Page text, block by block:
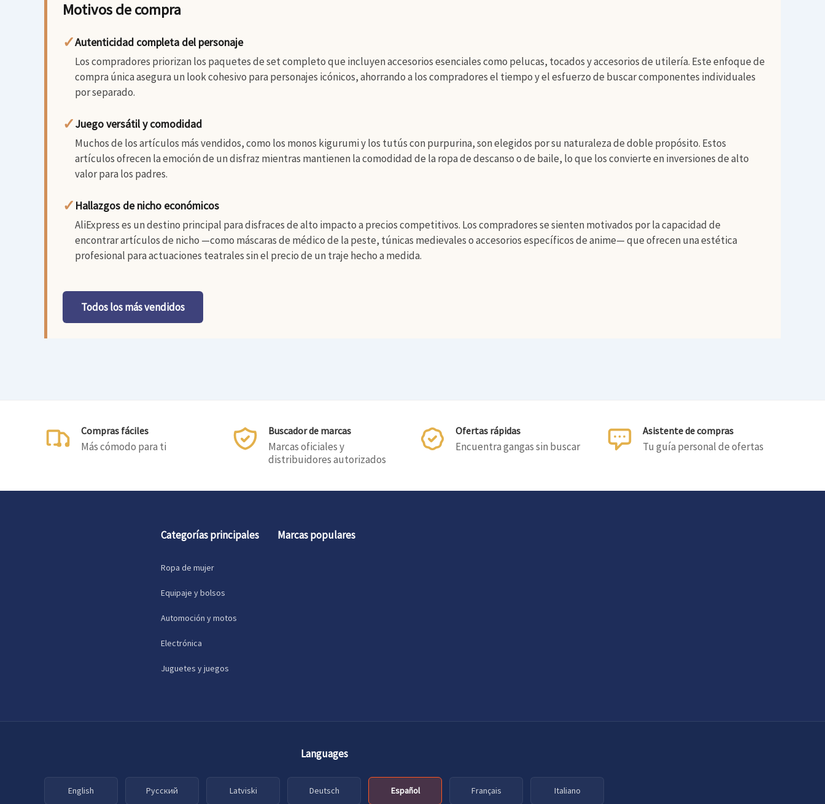
Motivos de compra
✓Autenticidad completa del personaje
Los compradores priorizan los paquetes de set completo que incluyen accesorios esenciales como pelucas, tocados y accesorios de utilería. Este enfoque de
compra única asegura un look cohesivo para personajes icónicos, ahorrando a los compradores el tiempo y el esfuerzo de buscar componentes individuales
por separado.
✓Juego versátil y comodidad
Muchos de los artículos más vendidos, como los monos kigurumi y los tutús con purpurina, son elegidos por su naturaleza de doble propósito. Estos
artículos ofrecen la emoción de un disfraz mientras mantienen la comodidad de la ropa de descanso o de baile, lo que los convierte en inversiones de alto
valor para los padres.
✓ Hallazgos de nicho económicos
AliExpress es un destino principal para disfraces de alto impacto a precios competitivos. Los compradores se sienten motivados por la capacidad de
encontrar artículos de nicho —como máscaras de médico de la peste, túnicas medievales o accesorios específicos de anime— que ofrecen una estética
profesional para actuaciones teatrales sin el precio de un traje hecho a medida.
Todos los más vendidos
Compras fáciles
Más cómodo para ti
Buscador de marcas
Marcas oficiales y
distribuidores autorizados
Ofertas rápidas
Encuentra gangas sin buscar
Asistente de compras
Tu guía personal de ofertas
Categorías principales
Ropa de mujer
Equipaje y bolsos
Automoción y motos
Electrónica
Juguetes y juegos
Marcas populares
Languages
English Русский Latviski Deutsch Español Français Italiano